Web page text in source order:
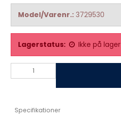
Model/Varenr.: 3729530
Lagerstatus: Ikke på lager
Specifikationer